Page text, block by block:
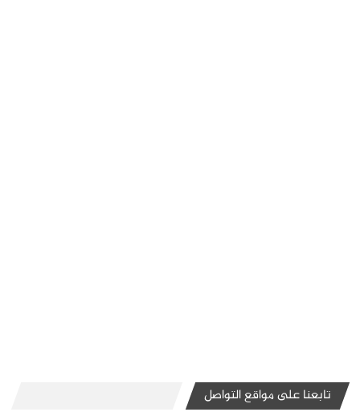
تابعنا على مواقع التواصل